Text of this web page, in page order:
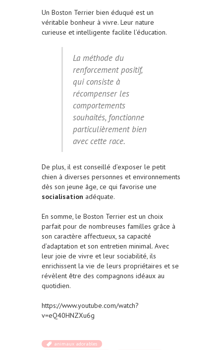
Un Boston Terrier bien éduqué est un
véritable bonheur à vivre. Leur nature
curieuse et intelligente facilite l’éducation.
La méthode du
renforcement positif,
qui consiste à
récompenser les
comportements
souhaités, fonctionne
particulièrement bien
avec cette race.
De plus, il est conseillé d’exposer le petit
chien à diverses personnes et environnements
dès son jeune âge, ce qui favorise une
socialisation adéquate.
En somme, le Boston Terrier est un choix
parfait pour de nombreuses familles grâce à
son caractère affectueux, sa capacité
d’adaptation et son entretien minimal. Avec
leur joie de vivre et leur sociabilité, ils
enrichissent la vie de leurs propriétaires et se
révèlent être des compagnons idéaux au
quotidien.
https://www.youtube.com/watch?
v=eQ40HNZXu6g
animaux adorables